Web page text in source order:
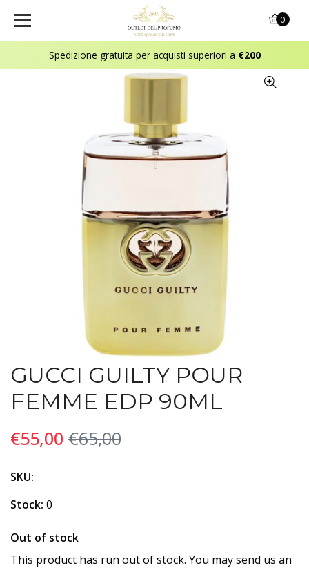
Spedizione gratuita per acquisti superiori a €200
0
GUCCI GUILTY POUR
FEMME EDP 90ML
€55,00 €65,00
SKU:
Stock: 0
Out of stock
This product has run out of stock. You may send us an